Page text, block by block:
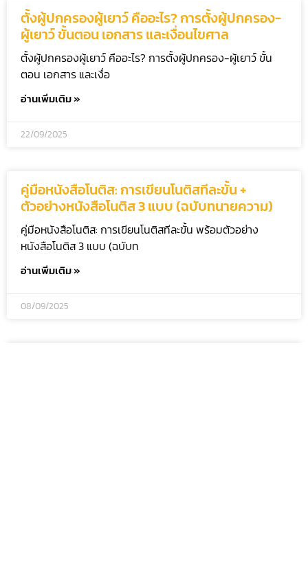
ตั้งผู้ปกครองผู้เยาว์ คืออะไร? การตั้งผู้ปกครอง-
ผู้เยาว์ ขั้นตอน เอกสาร และเงื่อนไขศาล
ตั้งผู้ปกครองผู้เยาว์ คืออะไร? การตั้งผู้ปกครอง-ผู้เยาว์ ขั้น
ตอน เอกสาร และเงื่อ
อ่านเพิ่มเติม »
22/09/2025
คู่มือหนังสือโนติส: การเขียนโนติสทีละขั้น +
ตัวอย่างหนังสือโนติส 3 แบบ (ฉบับทนายความ)
คู่มือหนังสือโนติส: การเขียนโนติสทีละขั้น พร้อมตัวอย่าง
หนังสือโนติส 3 แบบ (ฉบับท
อ่านเพิ่มเติม »
08/09/2025